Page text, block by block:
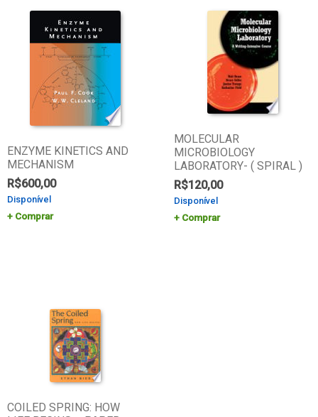
ENZYME KINETICS AND
MECHANISM
R$600,00
Disponível
Comprar
MOLECULAR
MICROBIOLOGY
LABORATORY- ( SPIRAL )
R$120,00
Disponível
Comprar
COILED SPRING: HOW